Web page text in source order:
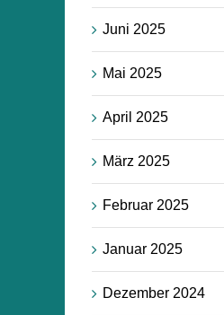
Juni 2025
Mai 2025
April 2025
März 2025
Februar 2025
Januar 2025
Dezember 2024